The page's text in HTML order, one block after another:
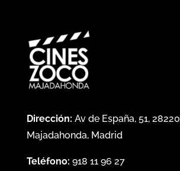
Dirección: Av de España, 51, 28220
Majadahonda, Madrid
Teléfono: 918 11 96 27